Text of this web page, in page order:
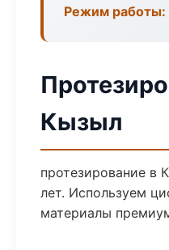
Режим работы:
Кызыл
протезирование в
лет. Используем
материалы